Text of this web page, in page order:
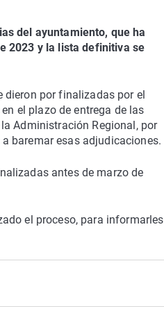
del ayuntamiento, que ha
2023 y la lista definitiva se
dieron por finalizadas por el
el plazo de entrega de las
Administración Regional, por
baremar esas adjudicaciones.
antes de marzo de
el proceso, para informarles